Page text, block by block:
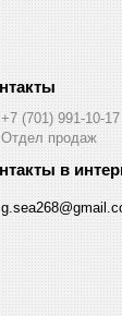
+7 (701) 991-10-17
Отдел продаж